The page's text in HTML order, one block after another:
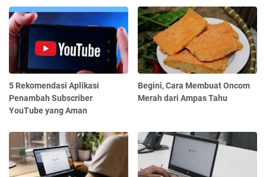
5 Rekomendasi Aplikasi
Penambah Subscriber
YouTube yang Aman
Begini, Cara Membuat Oncom
Merah dari Ampas Tahu